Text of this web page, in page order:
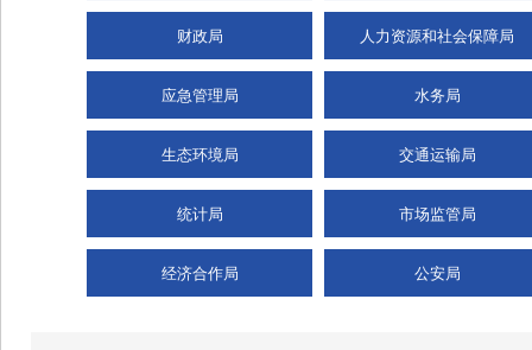
财政局 人力资源和社会保障局
应急管理局 水务局
生态环境局 交通运输局
统计局 市场监管局
经济合作局 公安局